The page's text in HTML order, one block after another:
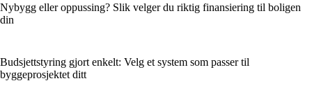
Nybygg eller oppussing? Slik velger du riktig finansiering til boligen
din
Budsjettstyring gjort enkelt: Velg et system som passer til
byggeprosjektet ditt